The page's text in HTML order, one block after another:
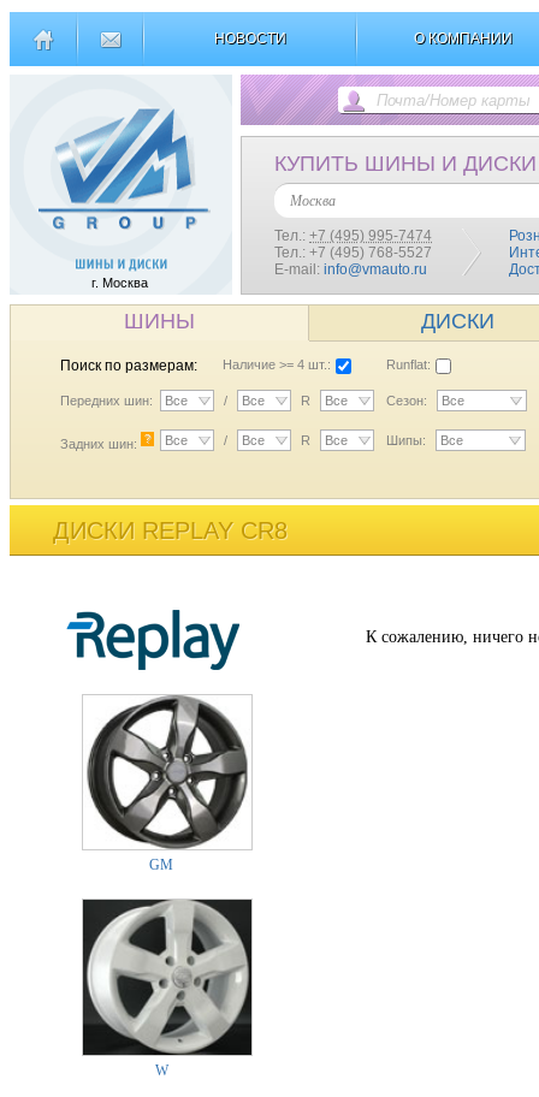
НОВОСТИ О КОМПАНИИ
г. Москва
КУПИТЬ ШИНЫ И ДИСКИ
Москва
Тел.: +7 (495) 995-7474
Тел.: +7 (495) 768-5527
E-mail: info@vmauto.ru
ШИНЫ ДИСКИ
Поиск по размерам: Наличие >= 4 шт.: Runflat:
Передних шин: Все / Все R Все Сезон: Все
Задних шин: ? Все / Все R Все Шипы: Все
ДИСКИ REPLAY CR8
GM
W
К сожалению, ничего